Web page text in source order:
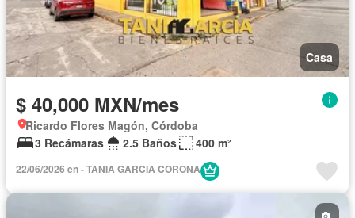
Casa
$ 40,000 MXN/mes
Ricardo Flores Magón, Córdoba
3 Recámaras
2.5 Baños 400 m²
22/06/2026 en - TANIA GARCIA CORONA